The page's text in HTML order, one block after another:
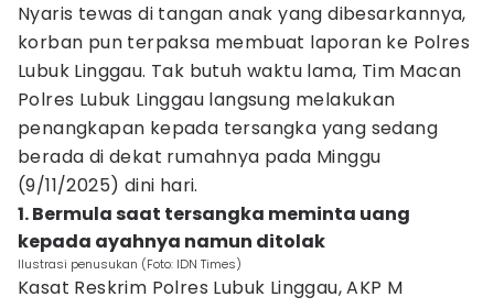
Nyaris tewas di tangan anak yang dibesarkannya,
korban pun terpaksa membuat laporan ke Polres
Lubuk Linggau. Tak butuh waktu lama, Tim Macan
Polres Lubuk Linggau langsung melakukan
penangkapan kepada tersangka yang sedang
berada di dekat rumahnya pada Minggu
(9/11/2025) dini hari.
1. Bermula saat tersangka meminta uang
kepada ayahnya namun ditolak
Ilustrasi penusukan (Foto: IDN Times)
Kasat Reskrim Polres Lubuk Linggau, AKP M